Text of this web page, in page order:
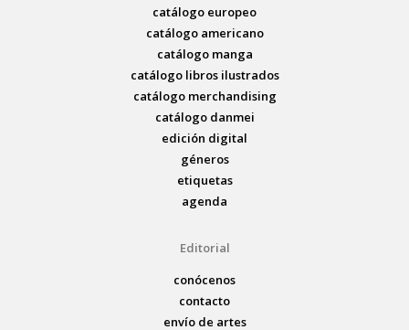
catálogo europeo
catálogo americano
catálogo manga
catálogo libros ilustrados
catálogo merchandising
catálogo danmei
edición digital
géneros
etiquetas
agenda
Editorial
conócenos
contacto
envío de artes